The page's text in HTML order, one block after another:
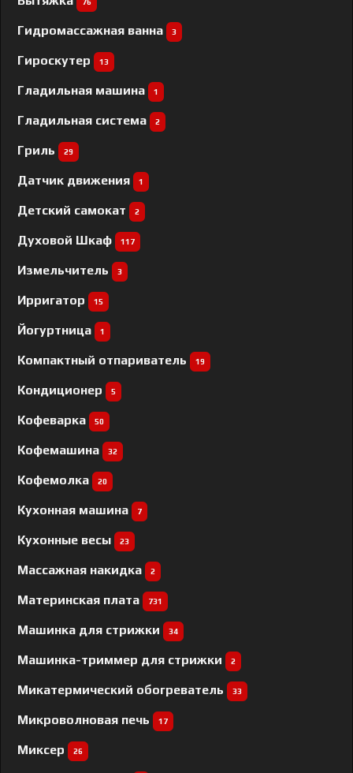
Гидромассажная ванна 3
Гироскутер 13
Гладильная машина 1
Гладильная система 2
Гриль 29
Датчик движения 1
Детский самокат 2
Духовой Шкаф 117
Измельчитель 3
Ирригатор 15
Йогуртница 1
Компактный отпариватель 19
Кондиционер 5
Кофеварка 50
Кофемашина 32
Кофемолка 20
Кухонная машина 7
Кухонные весы 23
Массажная накидка 2
Материнская плата 731
Машинка для стрижки 34
Машинка-триммер для стрижки 2
Микатермический обогреватель 33
Микроволновая печь 17
Миксер 26